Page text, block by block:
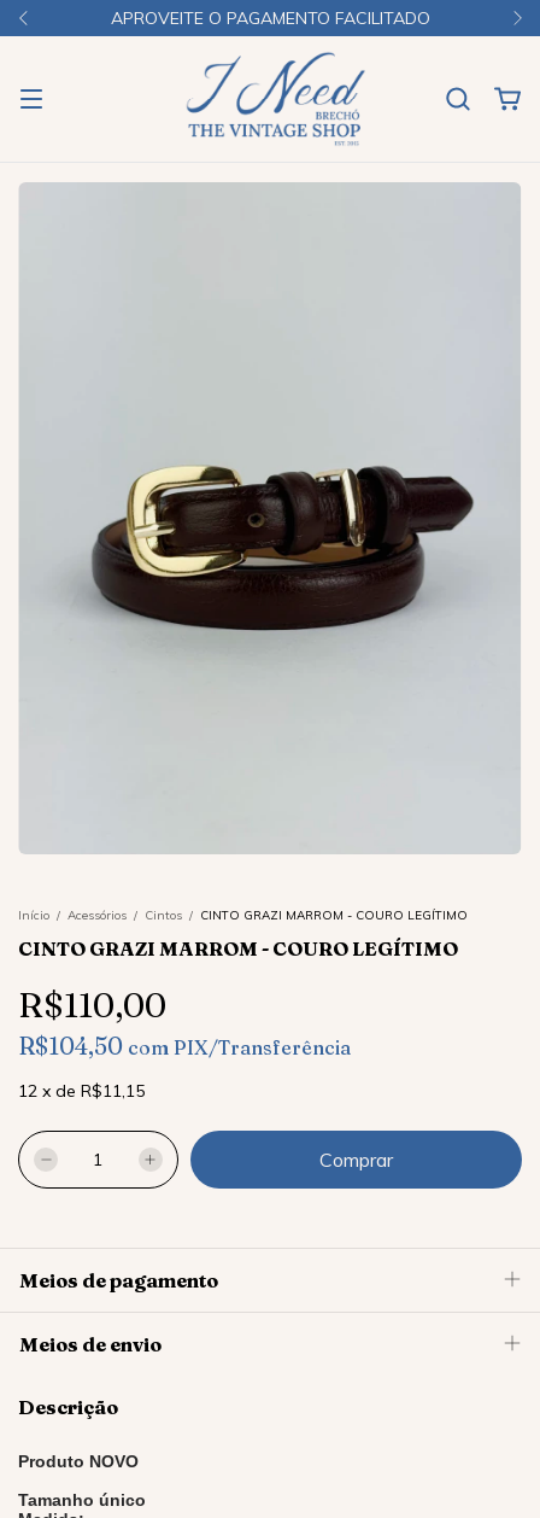
APROVEITE O PAGAMENTO FACILITADO
Início / Acessórios / Cintos / CINTO GRAZI MARROM - COURO LEGÍTIMO
CINTO GRAZI MARROM - COURO LEGÍTIMO
R$110,00
R$104,50 com PIX/Transferência
12 x de R$11,15
Meios de pagamento
Meios de envio
Descrição
Produto NOVO
Tamanho único